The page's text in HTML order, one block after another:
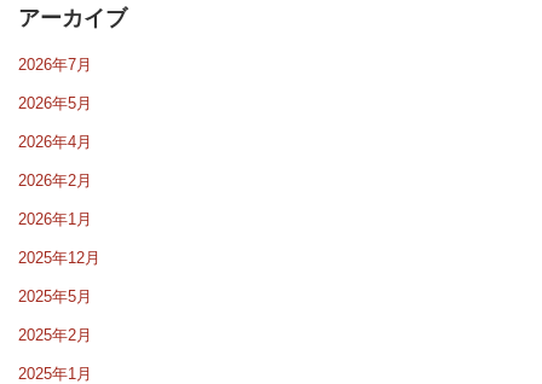
アーカイブ
2026年7月
2026年5月
2026年4月
2026年2月
2026年1月
2025年12月
2025年5月
2025年2月
2025年1月